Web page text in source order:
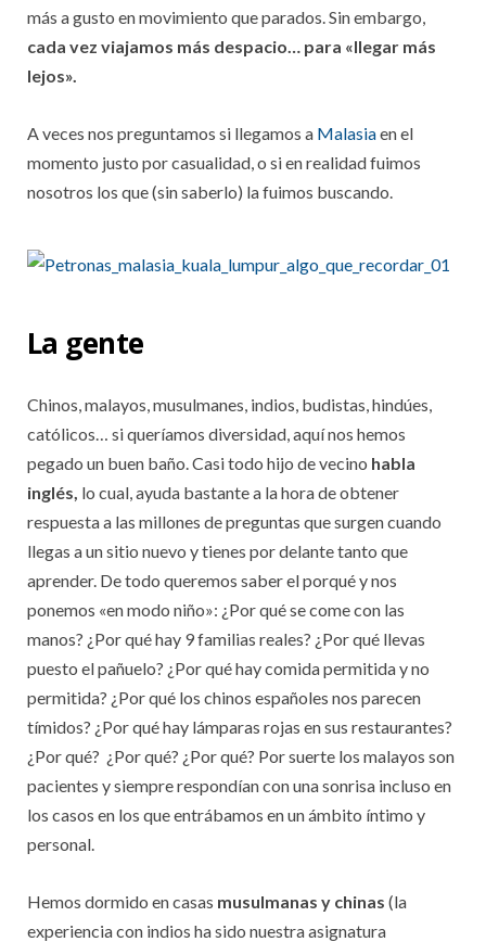
más a gusto en movimiento que parados. Sin embargo,
cada vez viajamos más despacio… para «llegar más
lejos».
A veces nos preguntamos si llegamos a Malasiaen el
momento justo por casualidad, o si en realidad fuimos
nosotros los que (sin saberlo) la fuimos buscando.
La gente
Chinos, malayos, musulmanes, indios, budistas, hindúes,
católicos… si queríamos diversidad, aquí nos hemos
pegado un buen baño. Casi todo hijo de vecino habla
inglés, lo cual, ayuda bastante a la hora de obtener
respuesta a las millones de preguntas que surgen cuando
llegas a un sitio nuevo y tienes por delante tanto que
aprender. De todo queremos saber el porqué y nos
ponemos «en modo niño»: ¿Por qué se come con las
manos? ¿Por qué hay 9 familias reales? ¿Por qué llevas
puesto el pañuelo? ¿Por qué hay comida permitida y no
permitida? ¿Por qué los chinos españoles nos parecen
tímidos? ¿Por qué hay lámparas rojas en sus restaurantes?
¿Por qué? ¿Por qué? ¿Por qué? Por suerte los malayos son
pacientes y siempre respondían con una sonrisa incluso en
los casos en los que entrábamos en un ámbito íntimo y
personal.
Hemos dormido en casas musulmanas y chinas (la
experiencia con indios ha sido nuestra asignatura